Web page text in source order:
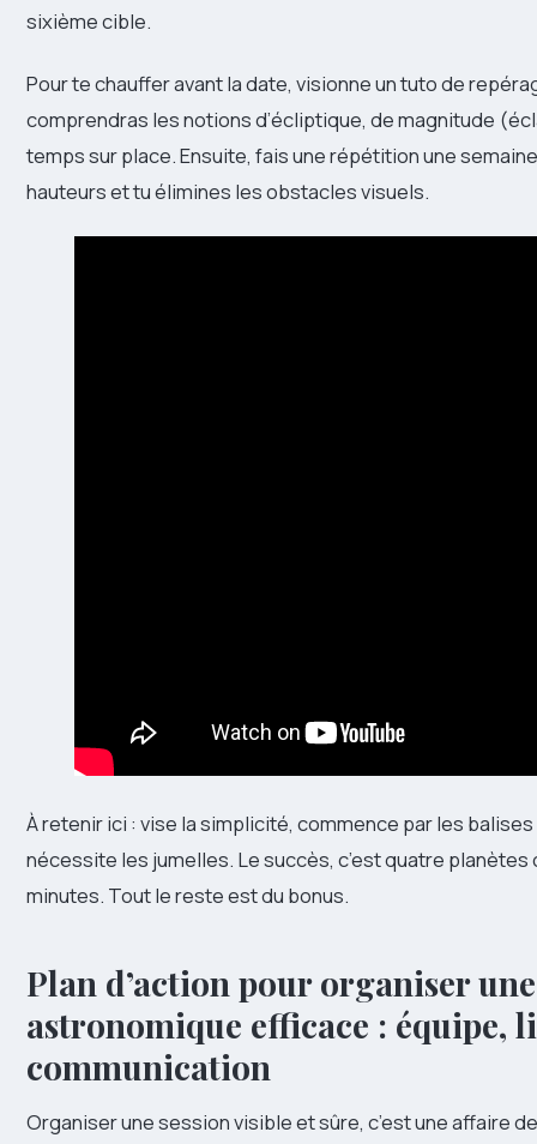
sixième cible.
Pour te chauffer avant la date, visionne un tuto de
comprendras les notions d’écliptique, de magnitude
temps sur place. Ensuite, fais une répétition une
hauteurs et tu élimines les obstacles visuels.
À retenir ici : vise la simplicité, commence par les
nécessite les jumelles. Le succès, c’est quatre
minutes. Tout le reste est du bonus.
Plan d’action pour organiser
astronomique efficace : équipe,
communication
Organiser une session visible et sûre, c’est une affaire